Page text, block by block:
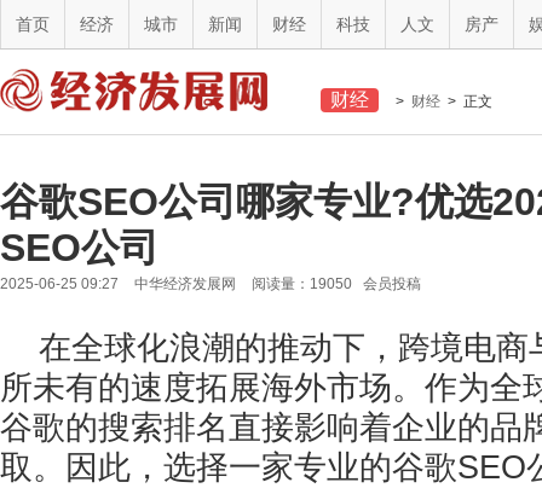
首页 经济 城市 新闻 财经 科技 人文 房产
财经 > 财经 > 正文
谷歌SEO公司哪家专业?优选
SEO公司
2025-06-25 09:27 中华经济发展网 阅读量：19050 会员投稿
在全球化浪潮的推动下，跨境电商
所未有的速度拓展海外市场。作为全
谷歌的搜索排名直接影响着企业的品
取。因此，选择一家专业的谷歌SEO